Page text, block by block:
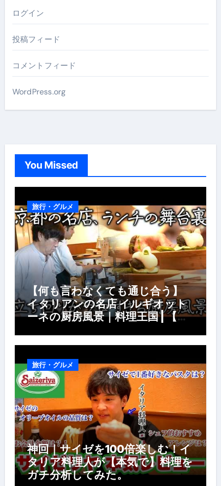
ログイン
投稿フィード
コメントフィード
WordPress.org
You Missed
旅行・グルメ
【何も言わなくても通じ合う】
イタリアンの名店 イルギオット
ーネの厨房風景｜料理王国 | 【厨
風景】
旅行・グルメ
神回｜サイゼを100倍楽しむ！イ
タリア料理人が【本気で】料理を
ガチ分析してみた。